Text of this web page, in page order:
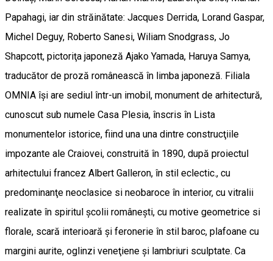
Papahagi, iar din străinătate: Jacques Derrida, Lorand Gaspar,
Michel Deguy, Roberto Sanesi, Wiliam Snodgrass, Jo
Shapcott, pictoriţa japoneză Ajako Yamada, Haruya Samya,
traducător de proză românească în limba japoneză. Filiala
OMNIA îşi are sediul într-un imobil, monument de arhitectură,
cunoscut sub numele Casa Plesia, înscris în Lista
monumentelor istorice, fiind una una dintre construcţiile
impozante ale Craiovei, construită în 1890, după proiectul
arhitectului francez Albert Galleron, în stil eclectic., cu
predominanţe neoclasice si neobaroce în interior, cu vitralii
realizate în spiritul şcolii româneşti, cu motive geometrice si
florale, scară interioară şi feronerie în stil baroc, plafoane cu
margini aurite, oglinzi veneţiene şi lambriuri sculptate. Ca